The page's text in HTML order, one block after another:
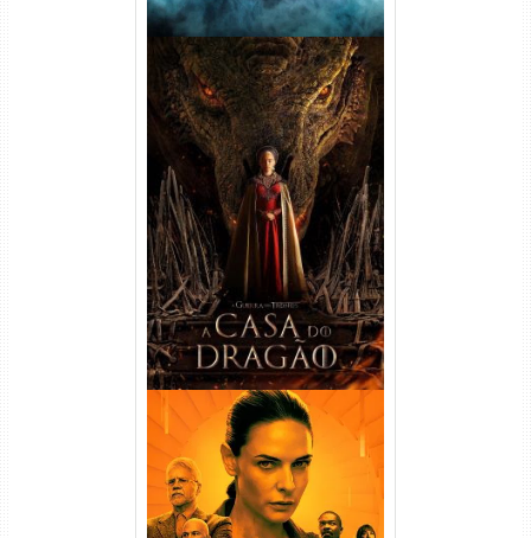
A Casa do Dragão 1ª
Temporada Torrent (2022)
WEB-DL 720p/1080p Dual
Áudio